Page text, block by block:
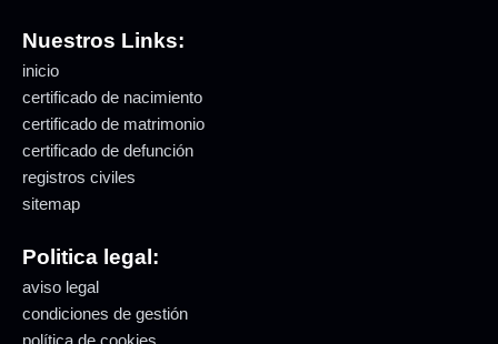
Nuestros Links:
inicio
certificado de nacimiento
certificado de matrimonio
certificado de defunción
registros civiles
sitemap
Politica legal:
aviso legal
condiciones de gestión